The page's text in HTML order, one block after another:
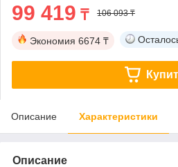
99 419 ₸ 106 093 ₸
Экономия 6674 ₸
Описание Характеристики
Описание